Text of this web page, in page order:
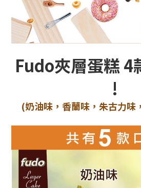
Fudo夾層蛋糕4
!
(奶油味，香蘭味，朱古力味